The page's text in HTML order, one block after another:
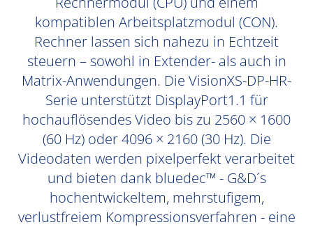
kompatiblen Arbeitsplatzmodul (CON).
Rechner lassen sich nahezu in Echtzeit
steuern – sowohl in Extender- als auch in
Matrix-Anwendungen. Die VisionXS-DP-HR-
Serie unterstützt DisplayPort1.1 für
hochauflösendes Video bis zu 2560 × 1600
(60 Hz) oder 4096 × 2160 (30 Hz). Die
Videodaten werden pixelperfekt verarbeitet
und bieten dank bluedec™ - G&D´s
hochentwickeltem, mehrstufigem,
verlustfreiem Kompressionsverfahren - eine